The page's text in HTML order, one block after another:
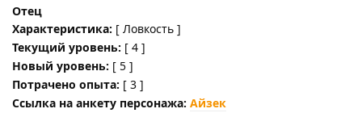
Отец
Характеристика: [ Ловкость ]
Текущий уровень: [ 4 ]
Новый уровень: [ 5 ]
Потрачено опыта: [ 3 ]
Ссылка на анкету персонажа: Айзек